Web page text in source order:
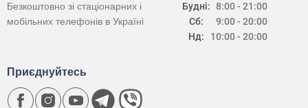
Будні:
Сб:
Нд:
8:00 - 21:00
9:00 - 20:00
10:00 - 20:00
Безкоштовно зі стаціонарних і
мобільних телефонів в Україні
Приєднуйтесь